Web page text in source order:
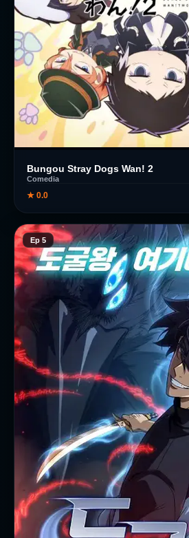
Bungou Stray Dogs Wan! 2
Comedia
★ 0.0
Ep 5